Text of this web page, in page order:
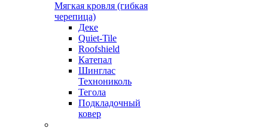
Мягкая кровля (гибкая
черепица)
Деке
Quiet-Tile
Roofshield
Катепал
Шинглас
Технониколь
Тегола
Подкладочный
ковер